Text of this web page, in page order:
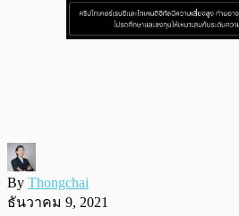
By Thongchai
ธันวาคม 9, 2021